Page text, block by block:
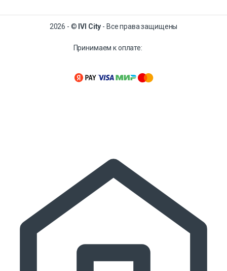
2026 - © IVI City - Все права защищены
Принимаем к оплате: